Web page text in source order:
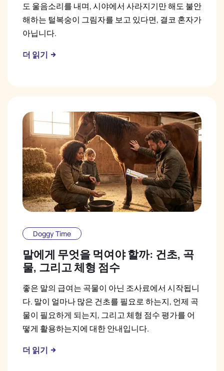
도 울음소리를 내며, 시야에서 사라지기만 해도 불안
해하는 털복숭이 그림자를 보고 있다면, 결코 혼자가
아닙니다.
더 읽기
Doggy Time
말에게 무엇을 먹여야 할까: 건초, 곡
물, 그리고 체형 점수
좋은 말의 급여는 곡물이 아닌 조사료에서 시작됩니
다. 말이 얼마나 많은 건초를 필요로 하는지, 언제 곡
물이 필요하게 되는지, 그리고 체형 점수 평가를 어
떻게 활용하는지에 대한 안내입니다.
더 읽기